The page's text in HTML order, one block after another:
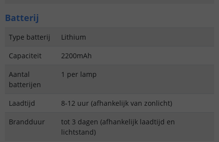
Batterij
Type batterij
Lithium
Capaciteit
2200mAh
Aantal
batterijen
1 per lamp
Laadtijd
8-12 uur (afhankelijk van zonlicht)
Brandduur
tot 3 dagen (afhankelijk laadtijd en
lichtstand)